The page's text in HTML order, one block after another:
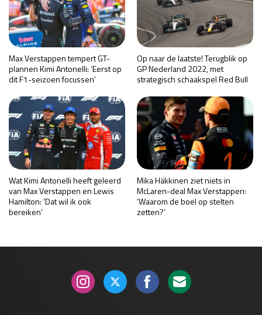
Max Verstappen tempert GT-
plannen Kimi Antonelli: ‘Eerst op
dit F1-seizoen focussen’
Op naar de laatste! Terugblik op
GP Nederland 2022, met
strategisch schaakspel Red Bull
Wat Kimi Antonelli heeft geleerd
van Max Verstappen en Lewis
Hamilton: ‘Dat wil ik ook
bereiken’
Mika Häkkinen ziet niets in
McLaren-deal Max Verstappen:
‘Waarom de boel op stelten
zetten?’